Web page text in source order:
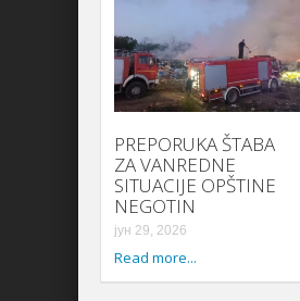
PREPORUKA ŠTABA
ZA VANREDNE
SITUACIJE OPŠTINE
NEGOTIN
јун 29, 2026
Read more...